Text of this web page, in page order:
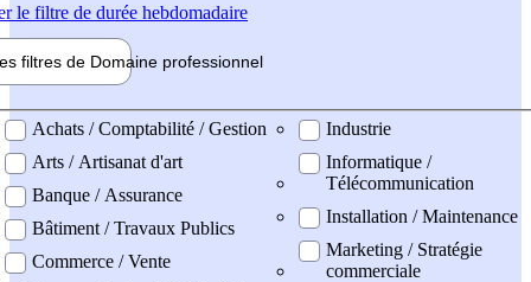
le filtre de durée hebdomadaire
filtres de Domaine professionnel
professionel
Achats / Comptabilité / Gestion
Arts / Artisanat d'art
Banque / Assurance
Bâtiment / Travaux Publics
Commerce / Vente
Industrie
Informatique /
Télécommunication
Installation / Maintenance
Marketing / Stratégie
commerciale